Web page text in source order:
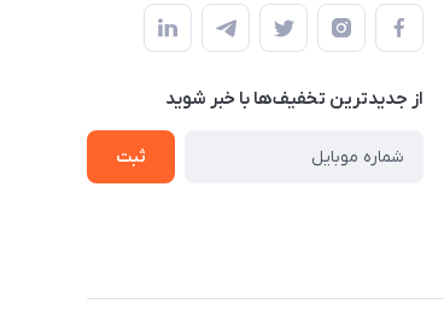
از جدید‌ترین تخفیف‌ها با‌ خبر شوید
ثبت